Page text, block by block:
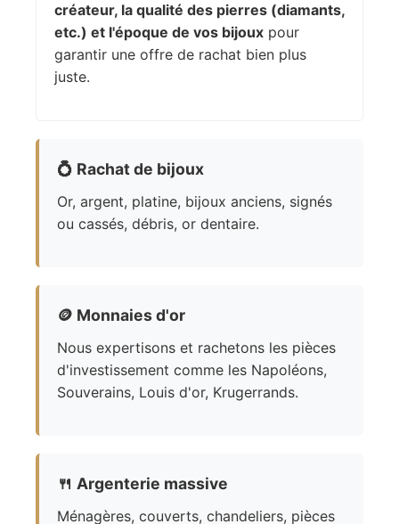
créateur, la qualité des pierres (diamants,
etc.) et l'époque de vos bijoux pour
garantir une offre de rachat bien plus
juste.
💍 Rachat de bijoux
Or, argent, platine, bijoux anciens, signés
ou cassés, débris, or dentaire.
🪙 Monnaies d'or
Nous expertisons et rachetons les pièces
d'investissement comme les Napoléons,
Souverains, Louis d'or, Krugerrands.
🍴 Argenterie massive
Ménagères, couverts, chandeliers, pièces